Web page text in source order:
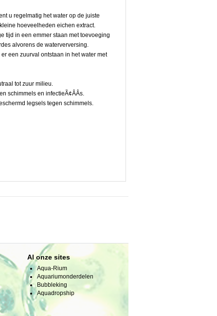
u regelmatig het water op de juiste
hoeveelheden eichen extract.
tijd in een emmer staan met toevoeging
alvorens de waterverversing.
een zuurval ontstaan in het water met
tot zuur milieu.
schimmels en infectieÃ¢ÂÂs.
legsels tegen schimmels.
Al onze sites
Aqua-Rium
Aquariumonderdelen
Bubbleking
Aquadropship